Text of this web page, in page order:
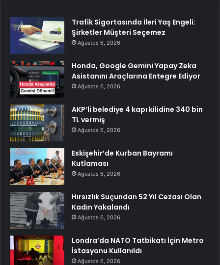
Trafik Sigortasında İleri Yaş Engeli:
Şirketler Müşteri Seçemez
Ağustos 6, 2026
Honda, Google Gemini Yapay Zeka
Asistanını Araçlarına Entegre Ediyor
Ağustos 6, 2026
AKP’li belediye 4 kapı kilidine 340 bin
TL vermiş
Ağustos 6, 2026
Eskişehir’de Kurban Bayramı
Kutlaması
Ağustos 6, 2026
Hırsızlık Suçundan 52 Yıl Cezası Olan
Kadın Yakalandı
Ağustos 6, 2026
Londra’da NATO Tatbikatı İçin Metro
İstasyonu Kullanıldı
Ağustos 6, 2026